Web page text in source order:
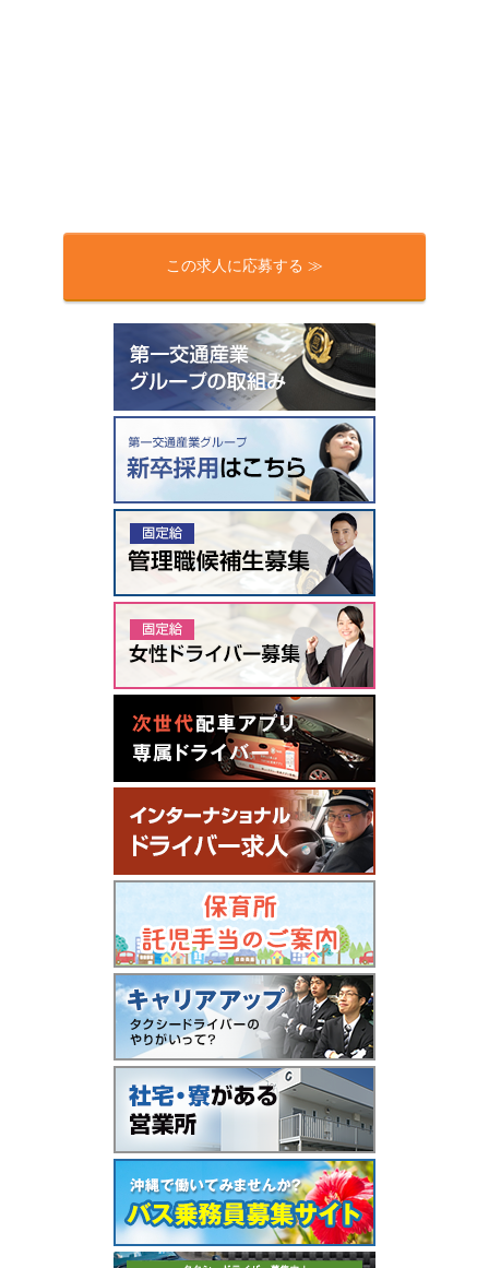
この求人に応募する ≫